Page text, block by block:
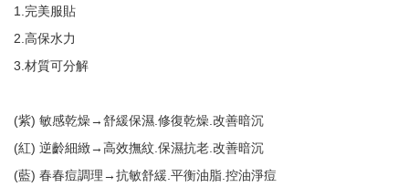
1.完美服貼
2.高保水力
3.材質可分解
(紫) 敏感乾燥→舒緩保濕.修復乾燥.改善暗沉
(紅) 逆齡細緻→高效撫紋.保濕抗老.改善暗沉
(藍) 春春痘調理→抗敏舒緩.平衡油脂.控油淨痘